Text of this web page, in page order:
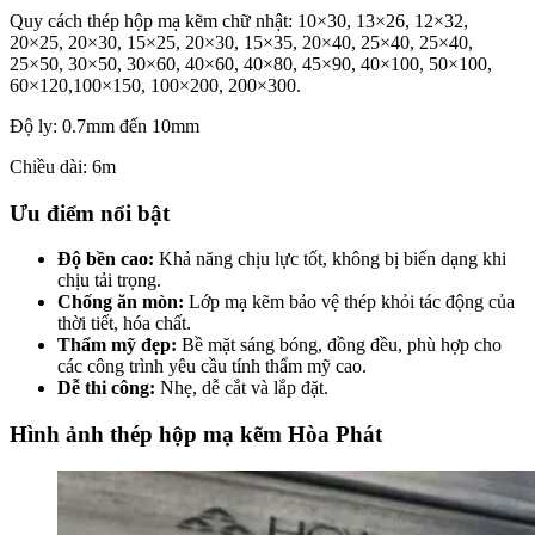
Quy cách thép hộp mạ kẽm chữ nhật: 10×30, 13×26, 12×32,
20×25, 20×30, 15×25, 20×30, 15×35, 20×40, 25×40, 25×40,
25×50, 30×50, 30×60, 40×60, 40×80, 45×90, 40×100, 50×100,
60×120,100×150, 100×200, 200×300.
Độ ly: 0.7mm đến 10mm
Chiều dài: 6m
Ưu điểm nổi bật
Độ bền cao: Khả năng chịu lực tốt, không bị biến dạng khi
chịu tải trọng.
Chống ăn mòn: Lớp mạ kẽm bảo vệ thép khỏi tác động của
thời tiết, hóa chất.
Thẩm mỹ đẹp: Bề mặt sáng bóng, đồng đều, phù hợp cho
các công trình yêu cầu tính thẩm mỹ cao.
Dễ thi công: Nhẹ, dễ cắt và lắp đặt.
Hình ảnh thép hộp mạ kẽm Hòa Phát